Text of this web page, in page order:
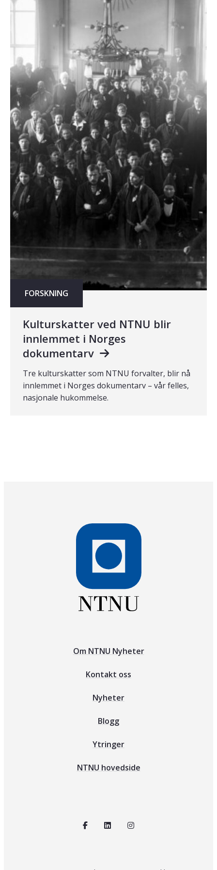
FORSKNING
Kulturskatter ved NTNU blir
innlemmet i Norges
dokumentarv
Tre kulturskatter som NTNU forvalter, blir nå
innlemmet i Norges dokumentarv – vår felles,
nasjonale hukommelse.
Om NTNU Nyheter
Kontakt oss
Nyheter
Blogg
Ytringer
NTNU hovedside